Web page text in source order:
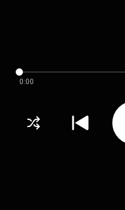
0:00